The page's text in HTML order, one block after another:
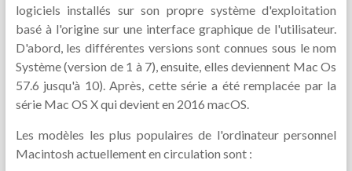
logiciels installés sur son propre système d'exploitation
basé à l'origine sur une interface graphique de l'utilisateur.
D'abord, les différentes versions sont connues sous le nom
Système (version de 1 à 7), ensuite, elles deviennent Mac Os
57.6 jusqu'à 10). Après, cette série a été remplacée par la
série Mac OS X qui devient en 2016 macOS.
Les modèles les plus populaires de l'ordinateur personnel
Macintosh actuellement en circulation sont :